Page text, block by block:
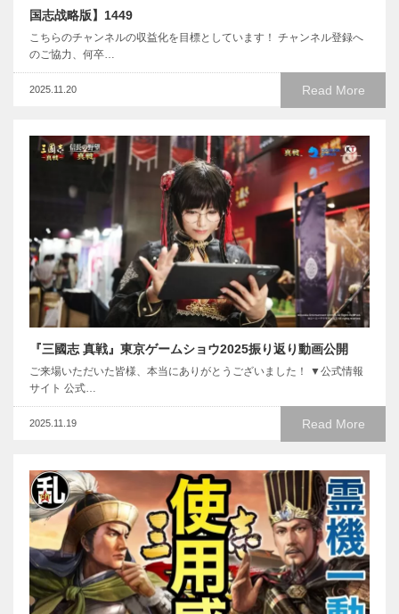
国志战略版】1449
こちらのチャンネルの収益化を目標としています！ チャンネル登録へ
のご協力、何卒…
Read More
2025.11.20
『三國志 真戦』東京ゲームショウ2025振り返り動画公開
ご来場いただいた皆様、本当にありがとうございました！ ▼公式情報
サイト 公式…
Read More
2025.11.19